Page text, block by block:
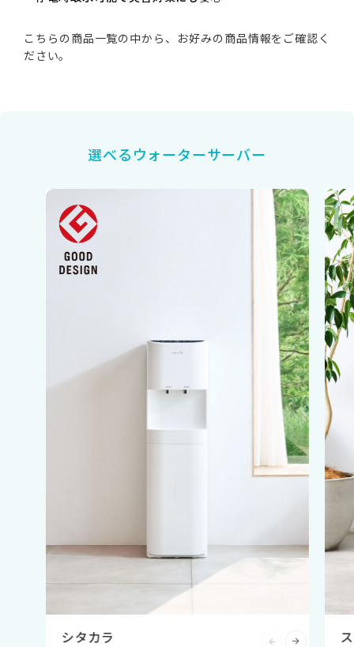
こちらの商品一覧の中から、お好みの商品情報をご確認く
ださい。
選べるウォーターサーバー
シタカラ